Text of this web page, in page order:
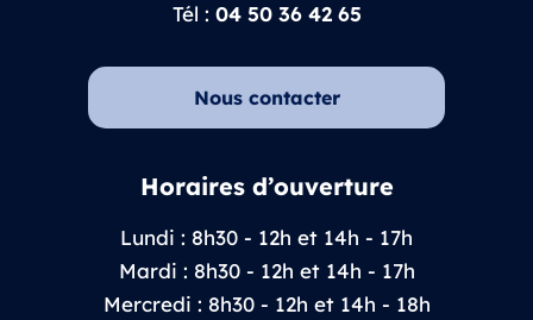
Tél : 04 50 36 42 65
Nous contacter
Horaires d’ouverture
Lundi : 8h30 - 12h et 14h - 17h
Mardi : 8h30 - 12h et 14h - 17h
Mercredi : 8h30 - 12h et 14h - 18h